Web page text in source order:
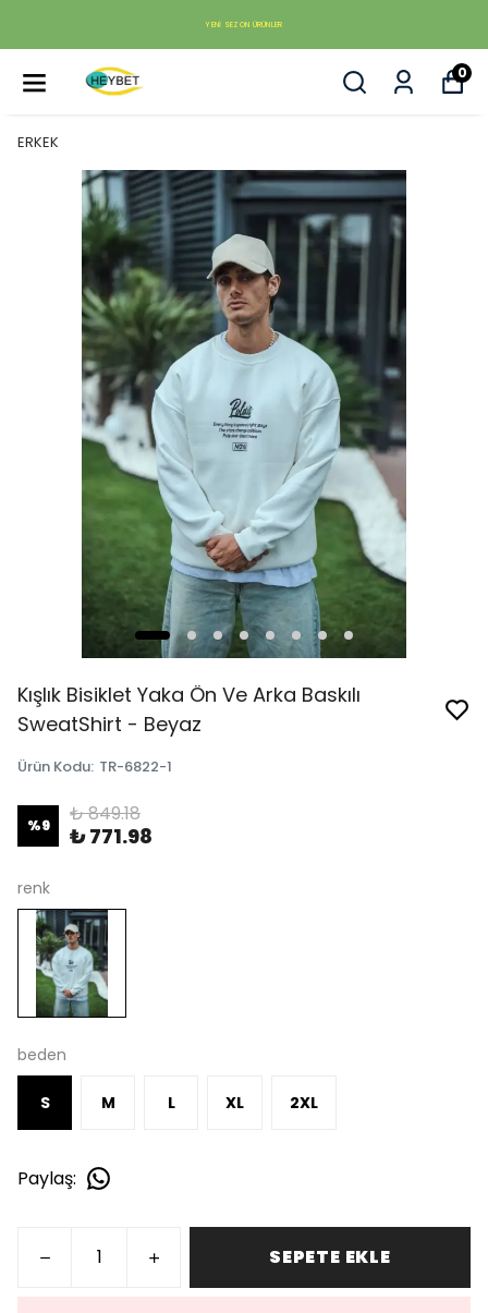
YENI SEZON ÜRÜNLER
0
ERKEK
Kışlık Bisiklet Yaka Ön Ve Arka Baskılı
SweatShirt - Beyaz
Ürün Kodu: TR-6822-1
%9 ₺ 849.18
₺ 771.98
renk
beden
S M L XL 2XL
Paylaş:
SEPETE EKLE